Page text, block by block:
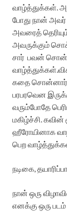
வாழ்த்துக்கள்.
போது நான் அவர்
அவரைத்
அவருக்கும்
சார் பவன் சொன்ன
கதை சொன்னார்,
பரபரவென
வரும்போதே
மகிழ்ச்சி. கவின்
ஹீரோயினாக
பெற
நடிகை,
நான் ஒரு
எனக்கு ஒரு படம்